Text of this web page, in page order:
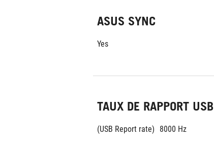
ASUS SYNC
Yes
TAUX DE RAPPORT USB
(USB Report rate) 8000 Hz